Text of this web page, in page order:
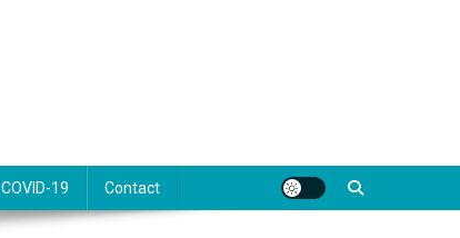
COVID-19 Contact